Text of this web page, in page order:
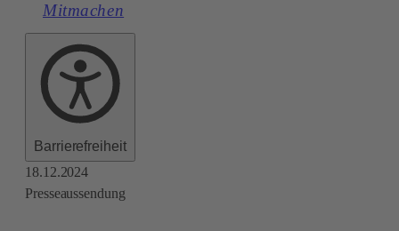
Mitmachen
Barrierefreiheit
18.12.2024
Presseaussendung